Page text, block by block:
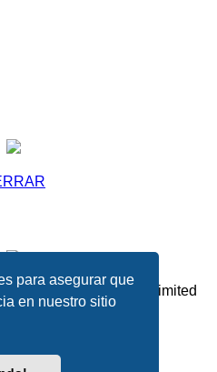
para asegurar que
en nuestro sitio
Software © phpBB Limited
España